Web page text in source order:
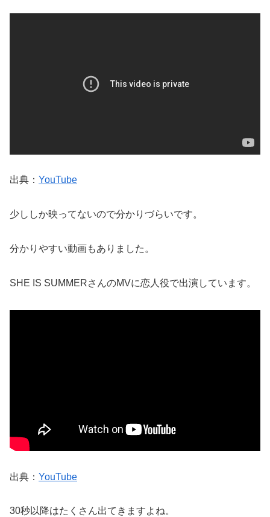
出典： YouTube
少ししか映ってないので分かりづらいです。
分かりやすい動画もありました。
SHE IS SUMMERさんのMVに恋人役で出演しています。
出典： YouTube
30秒以降はたくさん出てきますよね。